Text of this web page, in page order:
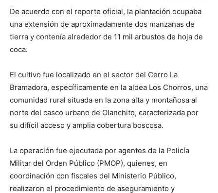
De acuerdo con el reporte oficial, la plantación ocupaba
una extensión de aproximadamente dos manzanas de
tierra y contenía alrededor de 11 mil arbustos de hoja de
coca.
El cultivo fue localizado en el sector del Cerro La
Bramadora, específicamente en la aldea Los Chorros, una
comunidad rural situada en la zona alta y montañosa al
norte del casco urbano de Olanchito, caracterizada por
su difícil acceso y amplia cobertura boscosa.
La operación fue ejecutada por agentes de la Policía
Militar del Orden Público (PMOP), quienes, en
coordinación con fiscales del Ministerio Público,
realizaron el procedimiento de aseguramiento y